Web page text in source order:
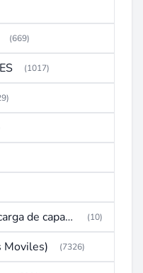
(669)
(1017)
CDI(Ignicion por descarga de capacitor) (10)
Moviles) (7326)